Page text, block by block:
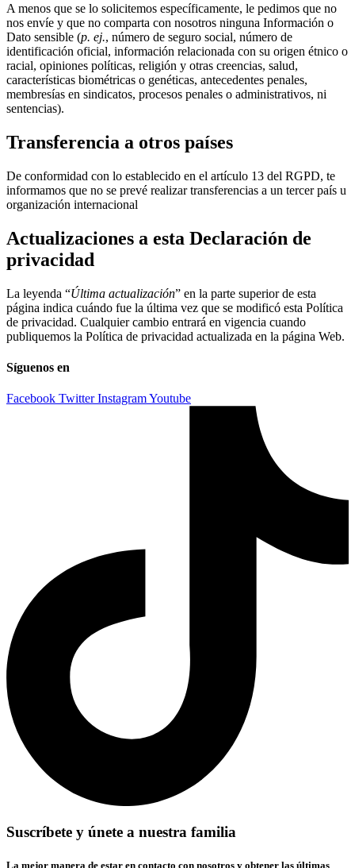
A menos que se lo solicitemos específicamente, le pedimos que no
nos envíe y que no comparta con nosotros ninguna Información o
Dato sensible (p. ej., número de seguro social, número de
identificación oficial, información relacionada con su origen étnico o
racial, opiniones políticas, religión y otras creencias, salud,
características biométricas o genéticas, antecedentes penales,
membresías en sindicatos, procesos penales o administrativos, ni
sentencias).
Transferencia a otros países
De conformidad con lo establecido en el artículo 13 del RGPD, te
informamos que no se prevé realizar transferencias a un tercer país u
organización internacional
Actualizaciones a esta Declaración de
privacidad
La leyenda “Última actualización” en la parte superior de esta
página indica cuándo fue la última vez que se modificó esta Política
de privacidad. Cualquier cambio entrará en vigencia cuando
publiquemos la Política de privacidad actualizada en la página Web.
Síguenos en
Facebook Twitter InstagramYoutube
Suscríbete y únete a nuestra familia
La mejor manera de estar en contacto con nosotros y obtener las últimas